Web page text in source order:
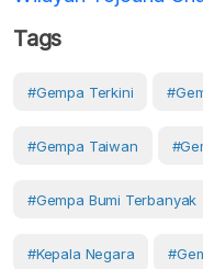
Tags
#Gempa Terkini
#gempa Taiwan
#gempa Bumi Terbanyak
#kepala Negara